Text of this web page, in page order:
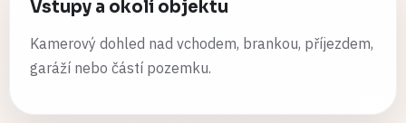
Vstupy a okolí objektu
Kamerový dohled nad vchodem, brankou, příjezdem,
garáží nebo částí pozemku.